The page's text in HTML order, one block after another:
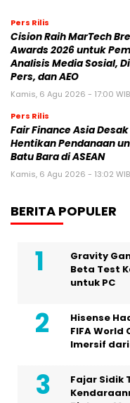
Pers Rilis
Cision Raih MarTech
Awards 2026 untuk
Analisis Media Sosial,
Pers, dan AEO
Kamis, 6 Agu 2026 - 17:00 WIB
Pers Rilis
Fair Finance Asia
Hentikan Pendanaan
Batu Bara di ASEAN
Kamis, 6 Agu 2026 - 13:02 WIB
BERITA POPULER
Gravity
Beta Test
untuk PC
Hisense
FIFA World
Imersif
Fajar Sidik